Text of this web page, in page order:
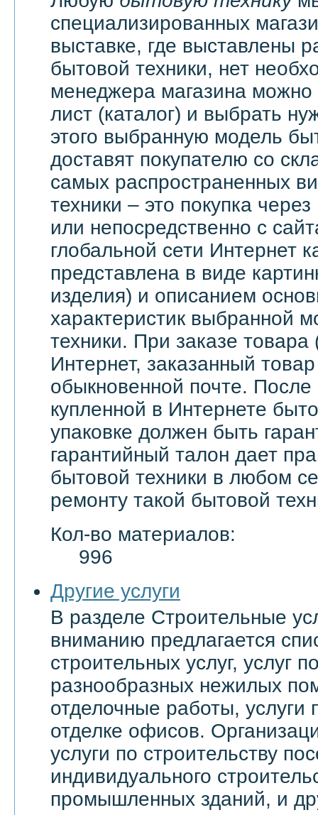
специализированных
выставке, где выставлены
бытовой техники, нет
менеджера магазина можно
лист (каталог) и выбрать
этого выбранную модель
доставят покупателю со
самых распространенных
техники – это покупка
или непосредственно с
глобальной сети Интернет
представлена в виде
изделия) и описанием
характеристик выбранной
техники. При заказе товара
Интернет, заказанный
обыкновенной почте. После
купленной в Интернете
упаковке должен быть
гарантийный талон дает
бытовой техники в любом
ремонту такой бытовой
Кол-во материалов:
996
Другие услуги
В разделе Строительные
вниманию предлагается
строительных услуг, услуг
разнообразных нежилых
отделочные работы, услуги
отделке офисов.
услуги по строительству
индивидуального
промышленных зданий, и